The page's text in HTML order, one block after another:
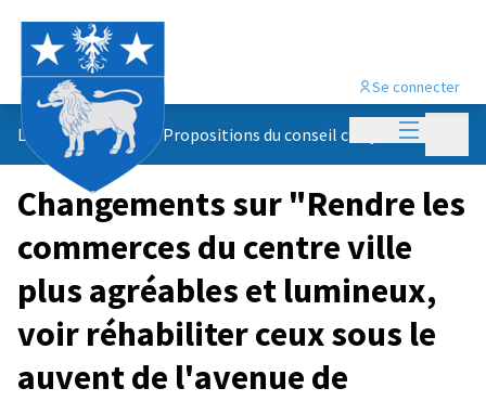
Menu
Se connecter
Le conseil citoyen Propositions du conseil citoyen
Changements sur "Rendre les
commerces du centre ville
plus agréables et lumineux,
voir réhabiliter ceux sous le
auvent de l'avenue de